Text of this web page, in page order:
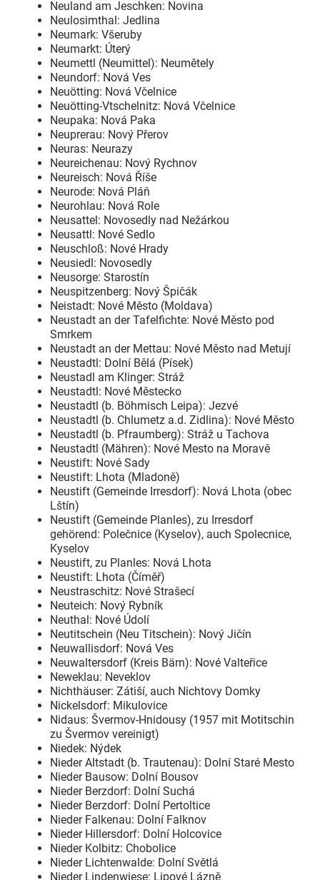
Neuland am Jeschken: Novina
Neulosimthal: Jedlina
Neumark: Všeruby
Neumarkt: Úterý
Neumettl (Neumittel): Neumětely
Neundorf: Nová Ves
Neuötting: Nová Včelnice
Neuötting-Vtschelnitz: Nová Včelnice
Neupaka: Nová Paka
Neuprerau: Nový Přerov
Neuras: Neurazy
Neureichenau: Nový Rychnov
Neureisch: Nová Říše
Neurode: Nová Pláň
Neurohlau: Nová Role
Neusattel: Novosedly nad Nežárkou
Neusattl: Nové Sedlo
Neuschloß: Nové Hrady
Neusiedl: Novosedly
Neusorge: Starostín
Neuspitzenberg: Nový Špičák
Neistadt: Nové Město (Moldava)
Neustadt an der Tafelfichte: Nové Město pod
Smrkem
Neustadt an der Mettau: Nové Město nad Metují
Neustadtl: Dolní Bělá (Písek)
Neustadl am Klinger: Stráž
Neustadtl: Nové Městecko
Neustadtl (b. Böhmisch Leipa): Jezvé
Neustadtl (b. Chlumetz a.d. Zidlina): Nové Město
Neustadtl (b. Pfraumberg): Stráž u Tachova
Neustadtl (Mähren): Nové Mesto na Moravě
Neustift: Nové Sady
Neustift: Lhota (Mladoně)
Neustift (Gemeinde Irresdorf): Nová Lhota (obec
Lštín)
Neustift (Gemeinde Planles), zu Irresdorf
gehörend: Polečnice (Kyselov), auch Spolecnice,
Kyselov
Neustift, zu Planles: Nová Lhota
Neustift: Lhota (Číměř)
Neustraschitz: Nové Strašecí
Neuteich: Nový Rybník
Neuthal: Nové Údolí
Neutitschein (Neu Titschein): Nový Jičín
Neuwallisdorf: Nová Ves
Neuwaltersdorf (Kreis Bärn): Nové Valteřice
Neweklau: Neveklov
Nichthäuser: Zátiší, auch Nichtovy Domky
Nickelsdorf: Mikulovice
Nidaus: Švermov-Hnidousy (1957 mit Motitschin
zu Švermov vereinigt)
Niedek: Nýdek
Nieder Altstadt (b. Trautenau): Dolní Staré Mesto
Nieder Bausow: Dolní Bousov
Nieder Berzdorf: Dolní Suchá
Nieder Berzdorf: Dolní Pertoltice
Nieder Falkenau: Dolní Falknov
Nieder Hillersdorf: Dolní Holcovice
Nieder Kolbitz: Chobolice
Nieder Lichtenwalde: Dolní Světlá
Nieder Lindenwiese: Lipové Lázně